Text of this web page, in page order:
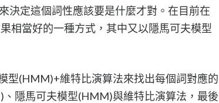
決定這個詞性應該要是什麼才對。在目前在
相當好的一種方式，其中又以隱馬可夫模型
型(HMM)+維特比演算法來找出每個詞對應的
隱馬可夫模型(HMM)與維特比演算法，最後